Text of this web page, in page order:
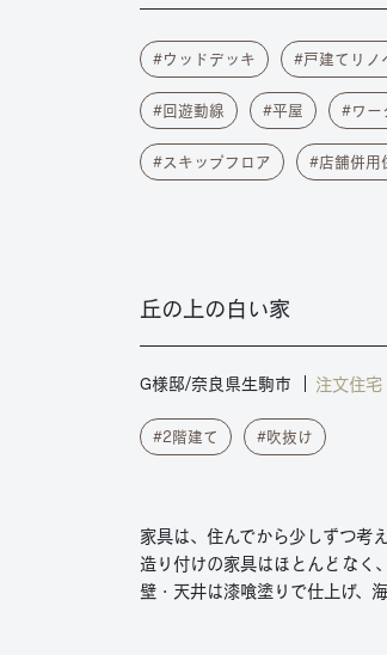
ウッドデッキ 戸建てリノ
回遊動線 平屋 ワー
スキップフロア 店舗併用
丘の上の白い家
G様邸/奈良県生駒市 注文住宅
2階建て 吹抜け
家具は、住んでから少しずつ考
造り付けの家具はほとんどなく
壁・天井は漆喰塗りで仕上げ、